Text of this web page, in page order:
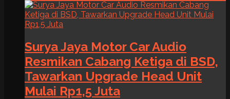
Surya Jaya Motor Car Audio
Resmikan Cabang Ketiga di BSD,
Tawarkan Upgrade Head Unit
Mulai Rp1,5 Juta